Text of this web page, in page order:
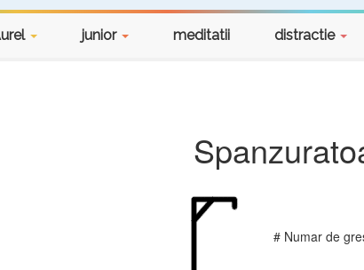
junior meditatii distractie
# Numar de